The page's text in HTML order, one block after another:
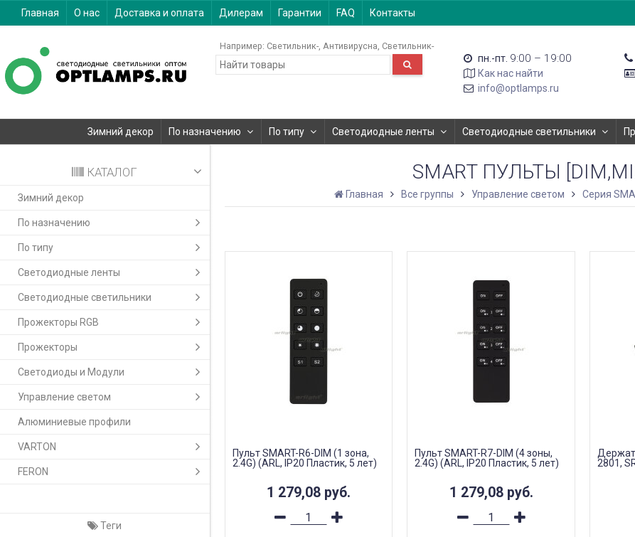
Главная О нас Доставка и оплата Дилерам Гарантии FAQ Контакты
Например: Светильник- Антивирусна Светильник-
пн.-пт. 9:00 – 19:00
Как нас найти
info@optlamps.ru
Зимний декор По назначению По типу Светодиодные ленты Светодиодные светильники
КАТАЛОГ
Зимний декор
По назначению
По типу
Светодиодные ленты
Светодиодные светильники
Прожекторы RGB
Прожекторы
Светодиоды и Модули
Управление светом
Алюминиевые профили
VARTON
FERON
Теги
SMART ПУЛЬТЫ
Главная Все группы Управление светом Серия
Пульт SMART-R6-DIM (1 зона,
2.4G) (ARL, IP20 Пластик, 5 лет)
1 279,08 руб.
Пульт SMART-R7-DIM (4 зоны,
2.4G) (ARL, IP20 Пластик, 5 лет)
1 279,08 руб.
2801,